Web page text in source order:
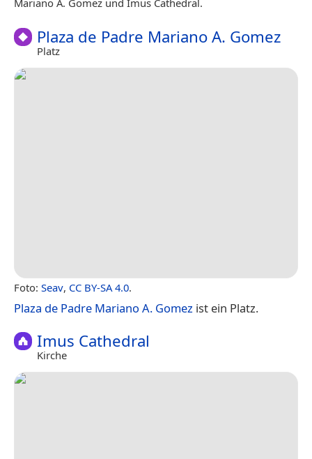
Mariano A. Gomez und Imus Cathedral.
Plaza de Padre Mariano A. Gomez
Platz
Foto: Seav, CC BY-SA 4.0.
Plaza de Padre Mariano A. Gomez ist ein Platz.
Imus Cathedral
Kirche